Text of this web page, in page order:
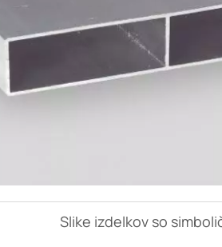
Slike izdelkov so
S temi piškotki
našega spletnega
opazujemo, kako se
anonimni. Če
Te piškotke